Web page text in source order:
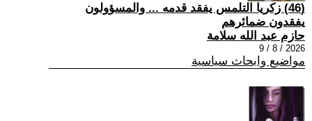
(46) زكريا التلمس يفقد قدمه ... والمسؤولون
يفقدون ضمائرهم
حازم عبد الله سلامة
2026 / 8 / 9
مواضيع وابحاث سياسية